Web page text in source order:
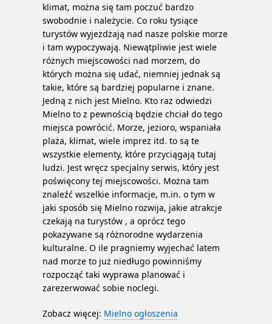
klimat, można się tam poczuć bardzo
swobodnie i należycie. Co roku tysiące
turystów wyjeżdżają nad nasze polskie morze
i tam wypoczywają. Niewątpliwie jest wiele
różnych miejscowości nad morzem, do
których można się udać, niemniej jednak są
takie, które są bardziej popularne i znane.
Jedną z nich jest Mielno. Kto raz odwiedzi
Mielno to z pewnością będzie chciał do tego
miejsca powrócić. Morze, jezioro, wspaniała
plaża, klimat, wiele imprez itd. to są te
wszystkie elementy, które przyciągają tutaj
ludzi. Jest wręcz specjalny serwis, który jest
poświęcony tej miejscowości. Można tam
znaleźć wszelkie informacje, m.in. o tym w
jaki sposób się Mielno rozwija, jakie atrakcje
czekają na turystów , a oprócz tego
pokazywane są różnorodne wydarzenia
kulturalne. O ile pragniemy wyjechać latem
nad morze to już niedługo powinniśmy
rozpocząć taki wyprawa planować i
zarezerwować sobie noclegi.
Zobacz więcej: Mielno ogłoszenia